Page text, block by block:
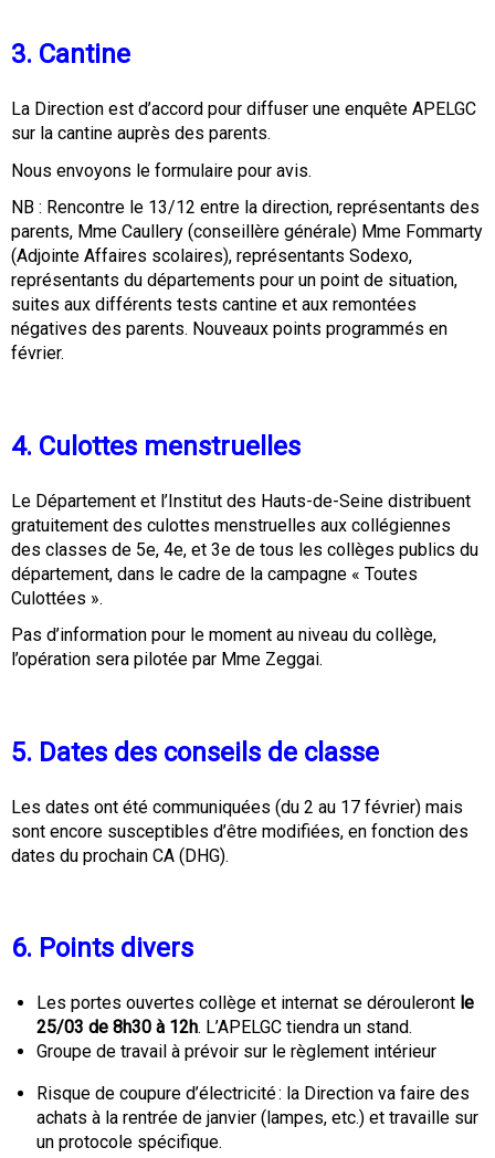
3. Cantine
La Direction est d’accord pour diffuser une enquête APELGC
sur la cantine auprès des parents.
Nous envoyons le formulaire pour avis.
NB : Rencontre le 13/12 entre la direction, représentants des
parents, Mme Caullery (conseillère générale) Mme Fommarty
(Adjointe Affaires scolaires), représentants Sodexo,
représentants du départements pour un point de situation,
suites aux différents tests cantine et aux remontées
négatives des parents. Nouveaux points programmés en
février.
4. Culottes menstruelles
Le Département et l’Institut des Hauts-de-Seine distribuent
gratuitement des culottes menstruelles aux collégiennes
des classes de 5e, 4e, et 3e de tous les collèges publics du
département, dans le cadre de la campagne « Toutes
Culottées ».
Pas d’information pour le moment au niveau du collège,
l’opération sera pilotée par Mme Zeggai.
5. Dates des conseils de classe
Les dates ont été communiquées (du 2 au 17 février) mais
sont encore susceptibles d’être modifiées, en fonction des
dates du prochain CA (DHG).
6. Points divers
Les portes ouvertes collège et internat se dérouleront le
25/03 de 8h30 à 12h. L’APELGC tiendra un stand.
Groupe de travail à prévoir sur le règlement intérieur
Risque de coupure d’électricité : la Direction va faire des
achats à la rentrée de janvier (lampes, etc.) et travaille sur
un protocole spécifique.